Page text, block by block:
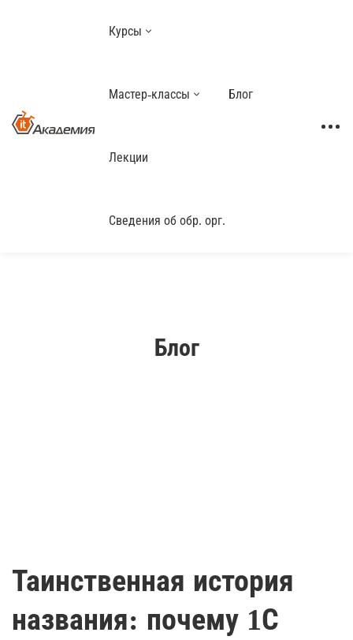
Курсы
Мастер-классы Блог
Лекции
Сведения об обр. орг.
Блог
Таинственная история
названия: почему 1С